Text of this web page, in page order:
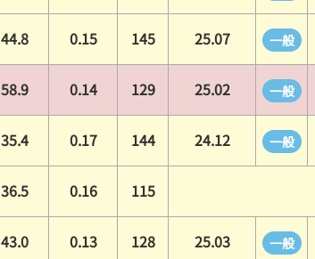
44.8 0.15 145 25.07 一般
58.9 0.14 129 25.02 一般
35.4 0.17 144 24.12 一般
36.5 0.16 115
43.0 0.13 128 25.03 一般